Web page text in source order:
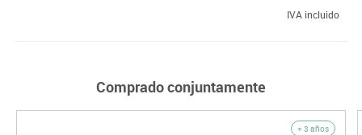
IVA incluido
Comprado conjuntamente
+ 3 años